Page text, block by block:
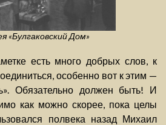
«Булгаковский Дом»
есть много добрых слов, к
особенно вот к этим —
Обязательно должен быть! И
как можно скорее, пока целы
полвека назад Михаил